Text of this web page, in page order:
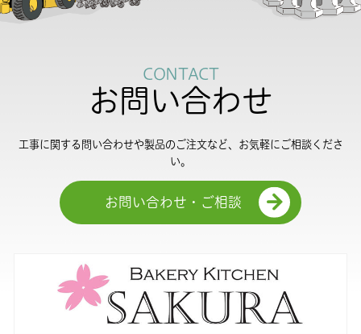
CONTACT
お問い合わせ
工事に関する問い合わせや製品のご注文など、お気軽にご相談くださ
い。
お問い合わせ・ご相談